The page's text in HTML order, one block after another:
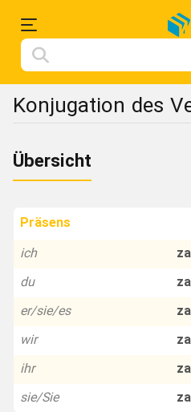
Einloggen
Deutsche
Konjugation
Konjugation des
Übersicht
Präsens
ich
du
er/sie/es
wir
ihr
sie/Sie